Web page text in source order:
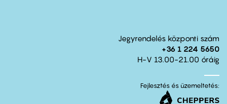
Jegyrendelés központi szám
+36 1 224 5650
H-V 13.00-21.00 óráig
Fejlesztés és üzemeltetés: